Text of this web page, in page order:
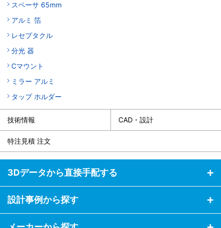
スペーサ 65mm
アルミ 箔
レセプタクル
分光 器
Cマウント
ミラー アルミ
タップ ホルダー
技術情報 CAD・設計
特注見積 注文
3Dデータから直接手配する
設計事例から探す